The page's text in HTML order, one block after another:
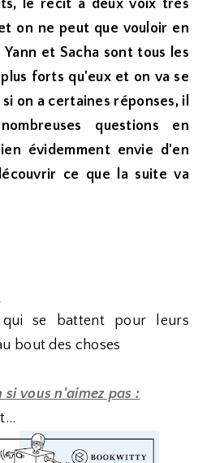
le récit à deux voix très
on ne peut que vouloir en
et Sacha sont tous les
forts qu'eux et on va se
on a certaines réponses, il
questions en
évidemment envie d'en
ce que la suite va
se battent pour leurs
bout des choses
si vous n'aimez pas :